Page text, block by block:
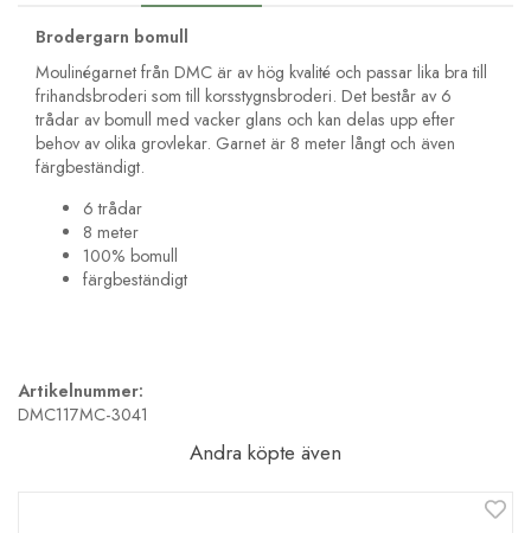
Brodergarn bomull
Moulinégarnet från DMC är av hög kvalité och passar lika bra till
frihandsbroderi som till korsstygnsbroderi. Det består av 6
trådar av bomull med vacker glans och kan delas upp efter
behov av olika grovlekar. Garnet är 8 meter långt och även
färgbeständigt.
6 trådar
8 meter
100% bomull
färgbeständigt
Artikelnummer:
DMC117MC-3041
Andra köpte även